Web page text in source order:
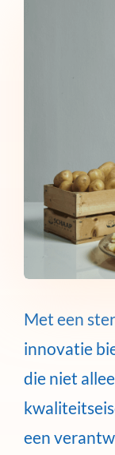
Met een
innovatie
die niet
een